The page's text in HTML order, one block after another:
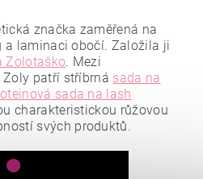
značka zaměřená na
a laminaci obočí. Založila ji
Zolotaško. Mezi
patří stříbrná sada na
sada na lash
charakteristickou růžovou
svých produktů.